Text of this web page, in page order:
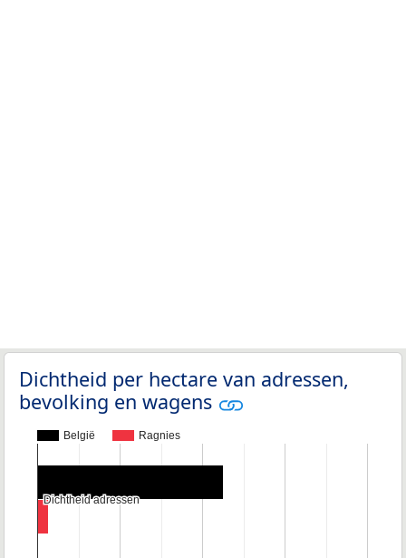
Dichtheid per hectare van adressen,
bevolking en wagens
België Ragnies
Dichtheid adressen
Dichtheid adressen